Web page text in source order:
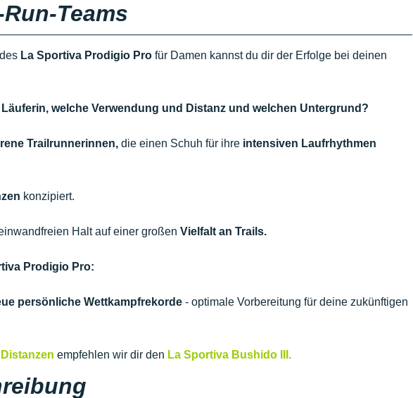
Teams
La Sportiva Prodigio Pro für Damen kannst du dir der Erfolge bei deinen
welche Verwendung und Distanz und welchen Untergrund?
Trailrunnerinnen, die einen Schuh für ihre intensiven Laufrhythmen
konzipiert.
Halt auf einer großen Vielfalt an Trails.
Prodigio Pro:
persönliche Wettkampfrekorde - optimale Vorbereitung für deine zukünftigen
empfehlen wir dir den La Sportiva Bushido III.